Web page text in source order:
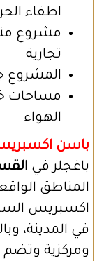
اطفاء
مشروع
تجارية
المشروع
مساحات
الهواء
باسن
باغجلر في
المناطق
اكسبريس
في المدينة،
ومركزية وتضم